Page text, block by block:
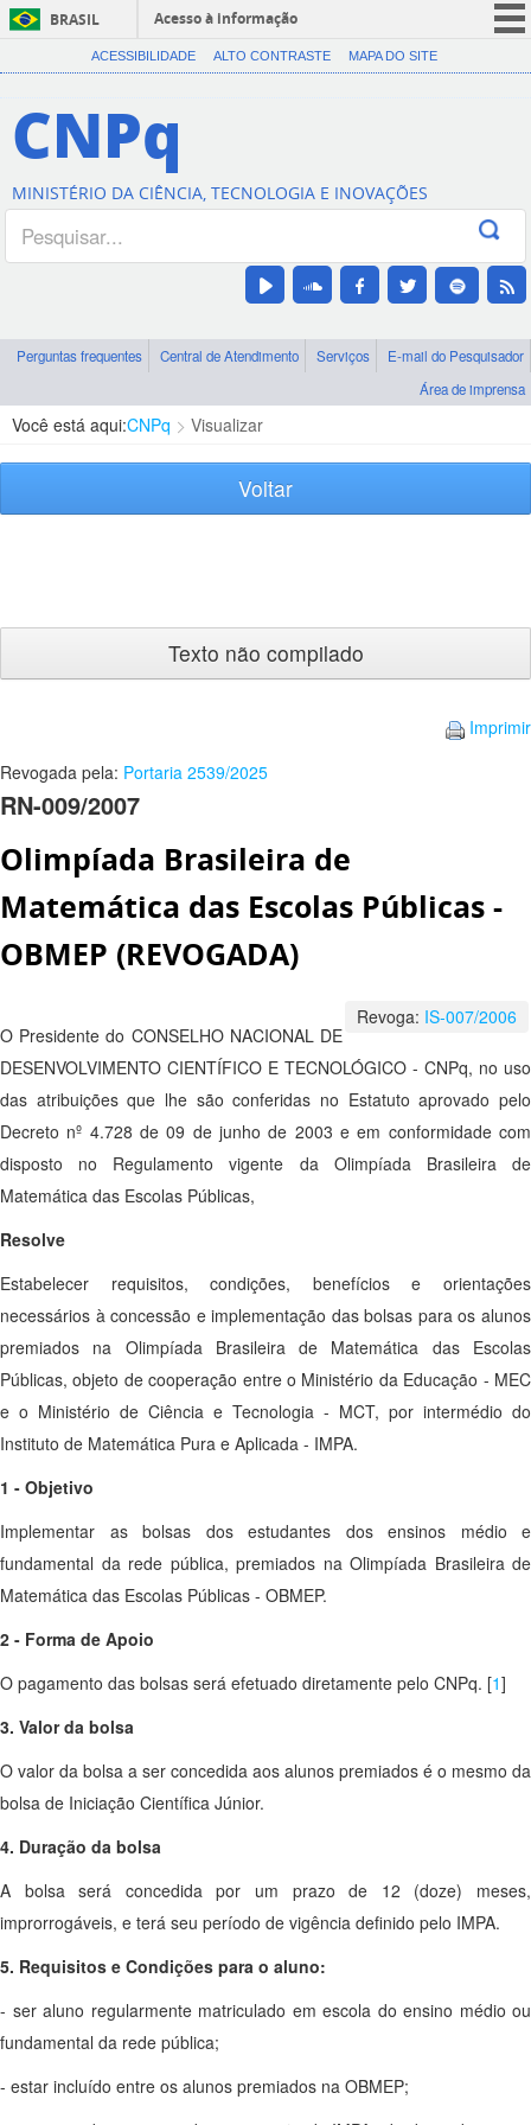
BRASIL
Acesso à informação
CORONAVÍRUS (COVID-19)
Canais
ACESSIBILIDADE ALTO CONTRASTE MAPA DO SITE
CNPq
MINISTÉRIO DA CIÊNCIA, TECNOLOGIA E INOVAÇÕES
Perguntas frequentes Central de Atendimento Serviços
E-mail do Pesquisador
Área de imprensa
Você está aqui:CNPq Visualizar
Voltar
Texto não compilado
Imprimir
Revogada pela: Portaria 2539/2025
RN-009/2007
Olimpíada Brasileira de
Matemática das Escolas Públicas -
OBMEP (REVOGADA)
Revoga: IS-007/2006
O Presidente do CONSELHO NACIONAL DE
DESENVOLVIMENTO CIENTÍFICO E TECNOLÓGICO - CNPq, no uso
das atribuições que lhe são conferidas no Estatuto aprovado pelo
Decreto nº 4.728 de 09 de junho de 2003 e em conformidade com
disposto no Regulamento vigente da Olimpíada Brasileira de
Matemática das Escolas Públicas,
Resolve
Estabelecer requisitos, condições, benefícios e orientações
necessários à concessão e implementação das bolsas para os alunos
premiados na Olimpíada Brasileira de Matemática das Escolas
Públicas, objeto de cooperação entre o Ministério da Educação - MEC
e o Ministério de Ciência e Tecnologia - MCT, por intermédio do
Instituto de Matemática Pura e Aplicada - IMPA.
1 - Objetivo
Implementar as bolsas dos estudantes dos ensinos médio e
fundamental da rede pública, premiados na Olimpíada Brasileira de
Matemática das Escolas Públicas - OBMEP.
2 - Forma de Apoio
O pagamento das bolsas será efetuado diretamente pelo CNPq. [1]
3. Valor da bolsa
O valor da bolsa a ser concedida aos alunos premiados é o mesmo da
bolsa de Iniciação Científica Júnior.
4. Duração da bolsa
A bolsa será concedida por um prazo de 12 (doze) meses,
improrrogáveis, e terá seu período de vigência definido pelo IMPA.
5. Requisitos e Condições para o aluno:
- ser aluno regularmente matriculado em escola do ensino médio ou
fundamental da rede pública;
- estar incluído entre os alunos premiados na OBMEP;